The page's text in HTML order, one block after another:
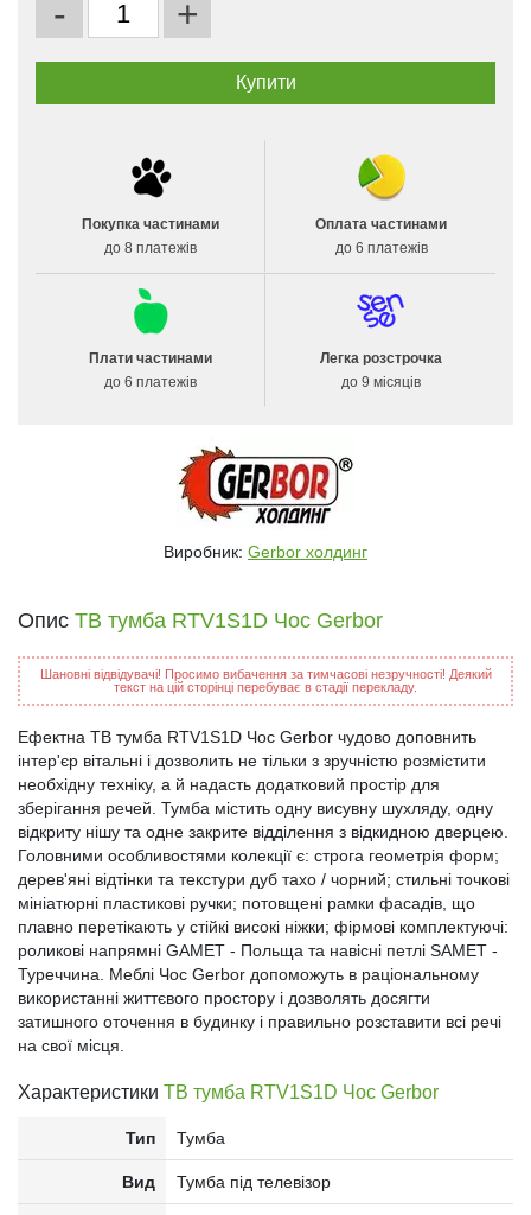
- +
Покупка частинами
до 8 платежів
Оплата частинами
до 6 платежів
Плати частинами
до 6 платежів
Легка розстрочка
до 9 місяців
Виробник: Gerbor холдинг
Опис ТВ тумба RTV1S1D Чос Gerbor
Шановні відвідувачі! Просимо вибачення за тимчасові незручності! Деякий
текст на цій сторінці перебуває в стадії перекладу.
Ефектна ТВ тумба RTV1S1D Чос Gerbor чудово доповнить
інтер'єр вітальні і дозволить не тільки з зручністю розмістити
необхідну техніку, а й надасть додатковий простір для
зберігання речей. Тумба містить одну висувну шухляду, одну
відкриту нішу та одне закрите відділення з відкидною дверцею.
Головними особливостями колекції є: строга геометрія форм;
дерев'яні відтінки та текстури дуб тахо / чорний; стильні точкові
мініатюрні пластикові ручки; потовщені рамки фасадів, що
плавно перетікають у стійкі високі ніжки; фірмові комплектуючі:
роликові напрямні GAMET - Польща та навісні петлі SAMET -
Туреччина. Меблі Чос Gerbor допоможуть в раціональному
використанні життєвого простору і дозволять досягти
затишного оточення в будинку і правильно розставити всі речі
на свої місця.
Характеристики ТВ тумба RTV1S1D Чос Gerbor
Тип Тумба
Вид Тумба під телевізор